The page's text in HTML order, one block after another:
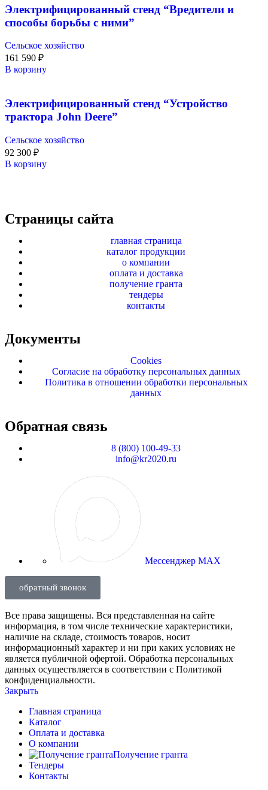
Электрифицированный стенд “Вредители и
способы борьбы с ними”
Сельское хозяйство
161 590 ₽
В корзину
Электрифицированный стенд “Устройство
трактора John Deere”
Сельское хозяйство
92 300 ₽
В корзину
Страницы сайта
главная страница
каталог продукции
о компании
оплата и доставка
получение гранта
тендеры
контакты
Документы
Cookies
Согласие на обработку персональных данных
Политика в отношении обработки персональных
данных
Обратная связь
8 (800) 100-49-33
info@kr2020.ru
Мессенджер MAX
обратный звонок
Все права защищены. Вся представленная на сайте
информация, в том числе технические характеристики,
наличие на складе, стоимость товаров, носит
информационный характер и ни при каких условиях не
является публичной офертой. Обработка персональных
данных осуществляется в соответствии с Политикой
конфиденциальности.
Закрыть
Главная страница
Каталог
Оплата и доставка
О компании
Получение гранта
Тендеры
Контакты